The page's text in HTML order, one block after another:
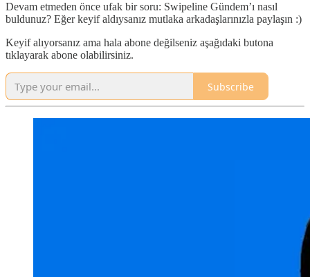
Devam etmeden önce ufak bir soru: Swipeline Gündem’ı nasıl
buldunuz? Eğer keyif aldıysanız mutlaka arkadaşlarınızla paylaşın :)
Keyif alıyorsanız ama hala abone değilseniz aşağıdaki butona
tıklayarak abone olabilirsiniz.
Subscribe